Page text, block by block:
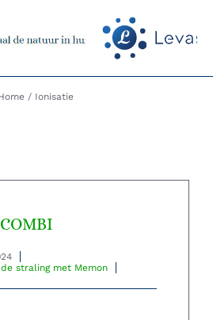
Ionisatie
straling met Memon